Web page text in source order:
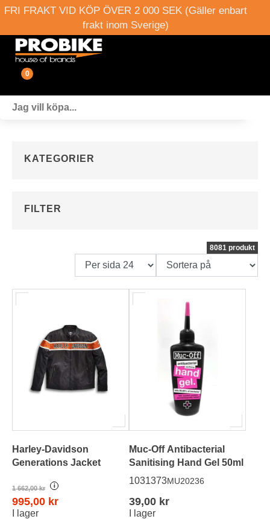
FRI FRAKT VID KÖP ÖVER 2 000 SEK (Gäller enbart
frakt inom Sverige)
0
Om oss
HD-Merch
KATEGORIER
FILTER
8081 produkt
Harley-Davidson
Generations Jacket
1 662,00 kr i
995,00 kr
I lager
Muc-Off Antibacterial
Sanitising Hand Gel 50ml
1031373MU20236
39,00 kr
I lager